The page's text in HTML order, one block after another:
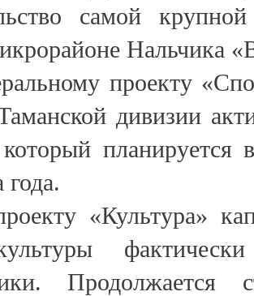
самой
Нальчика
проекту
дивизии
планируется
года.
«Культура»
Продолжается